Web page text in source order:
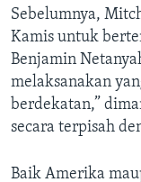
Sebelumnya,
Kamis untuk
Benjamin
melaksanakan
berdekatan,”
secara terpisah
Baik Amerika